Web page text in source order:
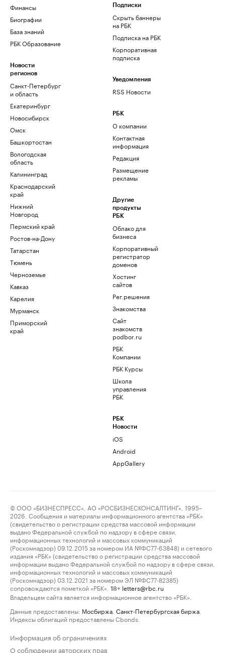
Финансы
Биографии
База знаний
РБК Образование
Новости
регионов
Санкт-Петербург
и область
Екатеринбург
Новосибирск
Омск
Башкортостан
Вологодская
область
Калининград
Краснодарский
край
Нижний
Новгород
Пермский край
Ростов-на-Дону
Татарстан
Тюмень
Черноземье
Кавказ
Карелия
Мурманск
Приморский
край
Подписки
Скрыть баннеры
на РБК
Подписка на РБК
Корпоративная
подписка
Уведомления
RSS Новости
РБК
О компании
Контактная
информация
Редакция
Размещение
рекламы
Другие
продукты
РБК
Облако для
бизнеса
Корпоративный
регистратор
доменов
Хостинг
сайтов
Рег.решения
Знакомства
Сайт
знакомств
podbor.ru
РБК
Компании
РБК Курсы
Школа
управления
РБК
РБК
Новости
iOS
Android
AppGallery
© ООО «БИЗНЕСПРЕСС», АО «РОСБИЗНЕСКОНСАЛТИНГ», 1995–
2026. Сообщения и материалы информационного агентства «РБК»
(свидетельство о регистрации средства массовой информации
выдано Федеральной службой по надзору в сфере связи,
информационных технологий и массовых коммуникаций
(Роскомнадзор) 09.12.2015 за номером ИА №ФС77-63848) и сетевого
издания «РБК» (свидетельство о регистрации средства массовой
информации выдано Федеральной службой по надзору в сфере связи,
информационных технологий и массовых коммуникаций
(Роскомнадзор) 03.12.2021 за номером ЭЛ №ФС77-82385)
сопровождаются пометкой «РБК».
18+ letters@rbc.ru
Владельцем сайта является информационное агентство «РБК».
Данные предоставлены: Мосбиржа Санкт-Петербургская биржа
Индексы облигаций предоставлены Cbonds.
Информация об ограничениях
О соблюдении авторских прав